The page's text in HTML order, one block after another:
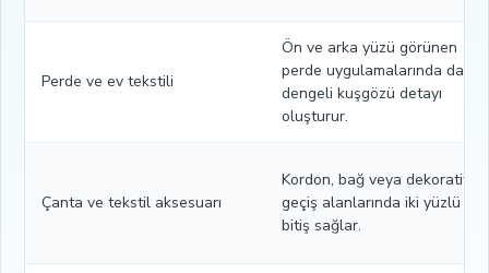
Perde ve ev tekstili
Ön ve arka yüzü görünen
perde uygulamalarında daha
dengeli kuşgözü detayı
oluşturur.
Çanta ve tekstil aksesuarı
Kordon, bağ veya dekoratif
geçiş alanlarında iki yüzlü
bitiş sağlar.